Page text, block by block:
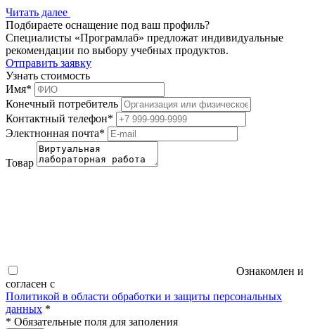
Читать далее
Подбираете оснащение под ваш профиль?
Специалисты «Програмлаб» предложат индивидуальные
рекомендации по выбору учебных продуктов.
Отправить заявку
Узнать стоимость
Имя*
Конечный потребитель
Контактный телефон*
Электнонная почта*
Товар
Ознакомлен и
согласен с
Политикой в области обработки и защиты персональных
данных *
* Обязательные поля для заполения